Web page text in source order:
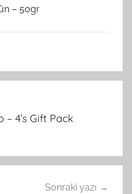
– 50gr
4’s Gift Pack
Sonraki yazı